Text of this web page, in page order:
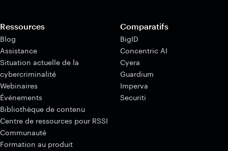
Ressources
Blog
Assistance
Situation actuelle de la
cybercriminalité
Webinaires
Événements
Bibliothèque de contenu
Centre de ressources pour RSSI
Communauté
Formation au produit
Comparatifs
BigID
Concentric AI
Cyera
Guardium
Imperva
Securiti